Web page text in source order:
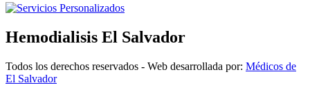
Hemodialisis El Salvador
Todos los derechos reservados - Web desarrollada por: Médicos de
El Salvador